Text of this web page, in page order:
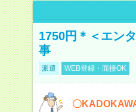
1750円＊＜エン
事
派遣 WEB登録・面接OK
〇